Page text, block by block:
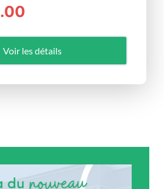
Voir les détails